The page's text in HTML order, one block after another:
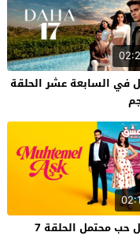
السابعة عشر الحلقة
مسلسل حب محتمل الحلقة 7